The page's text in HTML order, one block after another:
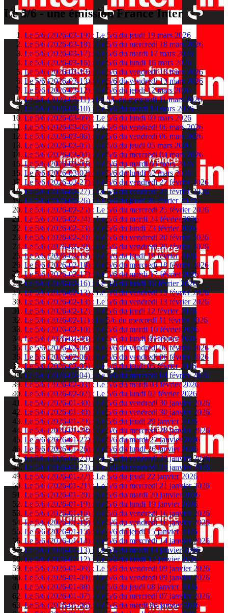
Le 5/6 - une émission France Inter
Le 5/6 (2026-03-19) : Le 5/6 du jeudi 19 mars 2026
Le 5/6 (2026-03-18) : Le 5/6 du mercredi 18 mars 2026
Le 5/6 (2026-03-17) : Le 5/6 du mardi 17 mars 2026
Le 5/6 (2026-03-16) : Le 5/6 du lundi 16 mars 2026
Le 5/6 (2026-03-13) : Le 5/6 du vendredi 13 mars 2026
Le 5/6 (2026-03-13) : Le 5/6 du vendredi 13 mars 2026
Le 5/6 (2026-03-12) : Le 5/6 du jeudi 12 mars 2026
Le 5/6 (2026-03-11) : Le 5/6 du mercredi 11 mars 2026
Le 5/6 (2026-03-10) : Le 5/6 du mardi 10 mars 2026
Le 5/6 (2026-03-09) : Le 5/6 du lundi 09 mars 2026
Le 5/6 (2026-03-06) : Le 5/6 du vendredi 06 mars 2026
Le 5/6 (2026-03-06) : Le 5/6 du vendredi 06 mars 2026
Le 5/6 (2026-03-05) : Le 5/6 du jeudi 05 mars 2026
Le 5/6 (2026-03-04) : Le 5/6 du mercredi 04 mars 2026
Le 5/6 (2026-03-03) : Le 5/6 du mardi 03 mars 2026
Le 5/6 (2026-03-02) : Le 5/6 du lundi 02 mars 2026
Le 5/6 (2026-02-27) : Le 5/6 du vendredi 27 février 2026
Le 5/6 (2026-02-27) : Le 5/6 du vendredi 27 février 2026
Le 5/6 (2026-02-26) : Le 5/6 du jeudi 26 février 2026
Le 5/6 (2026-02-25) : Le 5/6 du mercredi 25 février 2026
Le 5/6 (2026-02-24) : Le 5/6 du mardi 24 février 2026
Le 5/6 (2026-02-23) : Le 5/6 du lundi 23 février 2026
Le 5/6 (2026-02-20) : Le 5/6 du vendredi 20 février 2026
Le 5/6 (2026-02-20) : Le 5/6 du vendredi 20 février 2026
Le 5/6 (2026-02-19) : Le 5/6 du jeudi 19 février 2026
Le 5/6 (2026-02-18) : Le 5/6 du mercredi 18 février 2026
Le 5/6 (2026-02-17) : Le 5/6 du mardi 17 février 2026
Le 5/6 (2026-02-16) : Le 5/6 du lundi 16 février 2026
Le 5/6 (2026-02-13) : Le 5/6 du vendredi 13 février 2026
Le 5/6 (2026-02-13) : Le 5/6 du vendredi 13 février 2026
Le 5/6 (2026-02-12) : Le 5/6 du jeudi 12 février 2026
Le 5/6 (2026-02-11) : Le 5/6 du mercredi 11 février 2026
Le 5/6 (2026-02-10) : Le 5/6 du mardi 10 février 2026
Le 5/6 (2026-02-09) : Le 5/6 du lundi 09 février 2026
Le 5/6 (2026-02-06) : Le 5/6 du vendredi 06 février 2026
Le 5/6 (2026-02-06) : Le 5/6 du vendredi 06 février 2026
Le 5/6 (2026-02-05) : Le 5/6 du jeudi 05 février 2026
Le 5/6 (2026-02-04) : Le 5/6 du mercredi 04 février 2026
Le 5/6 (2026-02-03) : Le 5/6 du mardi 03 février 2026
Le 5/6 (2026-02-02) : Le 5/6 du lundi 02 février 2026
Le 5/6 (2026-01-30) : Le 5/6 du vendredi 30 janvier 2026
Le 5/6 (2026-01-30) : Le 5/6 du vendredi 30 janvier 2026
Le 5/6 (2026-01-29) : Le 5/6 du jeudi 29 janvier 2026
Le 5/6 (2026-01-28) : Le 5/6 du mercredi 28 janvier 2026
Le 5/6 (2026-01-27) : Le 5/6 du mardi 27 janvier 2026
Le 5/6 (2026-01-26) : Le 5/6 du lundi 26 janvier 2026
Le 5/6 (2026-01-23) : Le 5/6 du vendredi 23 janvier 2026
Le 5/6 (2026-01-23) : Le 5/6 du vendredi 23 janvier 2026
Le 5/6 (2026-01-22) : Le 5/6 du jeudi 22 janvier 2026
Le 5/6 (2026-01-21) : Le 5/6 du mercredi 21 janvier 2026
Le 5/6 (2026-01-20) : Le 5/6 du mardi 20 janvier 2026
Le 5/6 (2026-01-19) : Le 5/6 du lundi 19 janvier 2026
Le 5/6 (2026-01-16) : Le 5/6 du vendredi 16 janvier 2026
Le 5/6 (2026-01-16) : Le 5/6 du vendredi 16 janvier 2026
Le 5/6 (2026-01-15) : Le 5/6 du jeudi 15 janvier 2026
Le 5/6 (2026-01-14) : Le 5/6 du mercredi 14 janvier 2026
Le 5/6 (2026-01-13) : Le 5/6 du mardi 13 janvier 2026
Le 5/6 (2026-01-12) : Le 5/6 du lundi 12 janvier 2026
Le 5/6 (2026-01-09) : Le 5/6 du vendredi 09 janvier 2026
Le 5/6 (2026-01-09) : Le 5/6 du vendredi 09 janvier 2026
Le 5/6 (2026-01-08) : Le 5/6 du jeudi 08 janvier 2026
Le 5/6 (2026-01-07) : Le 5/6 du mercredi 07 janvier 2026
Le 5/6 (2026-01-06) : Le 5/6 du mardi 06 janvier 2026